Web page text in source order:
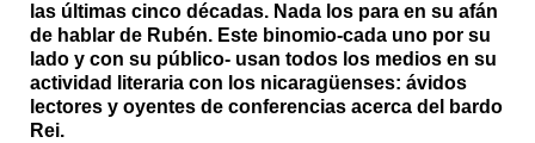
las últimas cinco décadas. Nada los para en su afán
de hablar de Rubén. Este binomio-cada uno por su
lado y con su público- usan todos los medios en su
actividad literaria con los nicaragüenses: ávidos
lectores y oyentes de conferencias acerca del bardo
Rei.